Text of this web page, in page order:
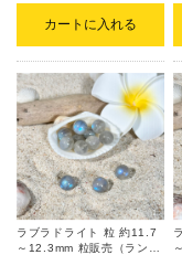
カートに入れる
ラブラドライト 粒 約11.7
～12.3mm 粒販売（ランダ